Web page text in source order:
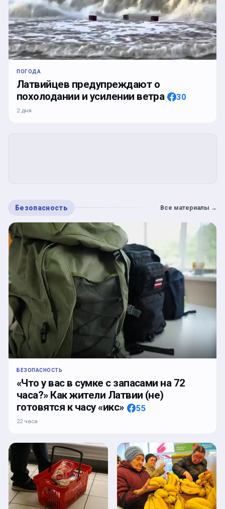
ПОГОДА
Латвийцев предупреждают о
похолодании и усилении ветра
30
2 дня
Безопасность Все материалы →
БЕЗОПАСНОСТЬ
«Что у вас в сумке с запасами на 72
часа?» Как жители Латвии (не)
готовятся к часу «икс»
55
22 часа